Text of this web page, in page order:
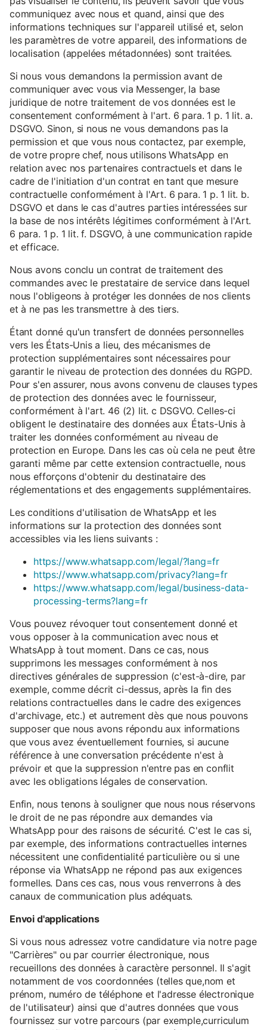
communiquez avec nous et quand, ainsi que des
informations techniques sur l'appareil utilisé et, selon
les paramètres de votre appareil, des informations de
localisation (appelées métadonnées) sont traitées.
Si nous vous demandons la permission avant de
communiquer avec vous via Messenger, la base
juridique de notre traitement de vos données est le
consentement conformément à l'art. 6 para. 1 p. 1 lit. a.
DSGVO. Sinon, si nous ne vous demandons pas la
permission et que vous nous contactez, par exemple,
de votre propre chef, nous utilisons WhatsApp en
relation avec nos partenaires contractuels et dans le
cadre de l'initiation d'un contrat en tant que mesure
contractuelle conformément à l'Art. 6 para. 1 p. 1 lit. b.
DSGVO et dans le cas d'autres parties intéressées sur
la base de nos intérêts légitimes conformément à l'Art.
6 para. 1 p. 1 lit. f. DSGVO, à une communication rapide
et efficace.
Nous avons conclu un contrat de traitement des
commandes avec le prestataire de service dans lequel
nous l'obligeons à protéger les données de nos clients
et à ne pas les transmettre à des tiers.
Étant donné qu'un transfert de données personnelles
vers les États-Unis a lieu, des mécanismes de
protection supplémentaires sont nécessaires pour
garantir le niveau de protection des données du RGPD.
Pour s'en assurer, nous avons convenu de clauses types
de protection des données avec le fournisseur,
conformément à l'art. 46 (2) lit. c DSGVO. Celles-ci
obligent le destinataire des données aux États-Unis à
traiter les données conformément au niveau de
protection en Europe. Dans les cas où cela ne peut être
garanti même par cette extension contractuelle, nous
nous efforçons d'obtenir du destinataire des
réglementations et des engagements supplémentaires.
Les conditions d'utilisation de WhatsApp et les
informations sur la protection des données sont
accessibles via les liens suivants :
https://www.whatsapp.com/legal/?lang=fr
https://www.whatsapp.com/privacy?lang=fr
https://www.whatsapp.com/legal/business-data-
processing-terms?lang=fr
Vous pouvez révoquer tout consentement donné et
vous opposer à la communication avec nous et
WhatsApp à tout moment. Dans ce cas, nous
supprimons les messages conformément à nos
directives générales de suppression (c'est-à-dire, par
exemple, comme décrit ci-dessus, après la fin des
relations contractuelles dans le cadre des exigences
d'archivage, etc.) et autrement dès que nous pouvons
supposer que nous avons répondu aux informations
que vous avez éventuellement fournies, si aucune
référence à une conversation précédente n'est à
prévoir et que la suppression n'entre pas en conflit
avec les obligations légales de conservation.
Enfin, nous tenons à souligner que nous nous réservons
le droit de ne pas répondre aux demandes via
WhatsApp pour des raisons de sécurité. C'est le cas si,
par exemple, des informations contractuelles internes
nécessitent une confidentialité particulière ou si une
réponse via WhatsApp ne répond pas aux exigences
formelles. Dans ces cas, nous vous renverrons à des
canaux de communication plus adéquats.
Envoi d'applications
Si vous nous adressez votre candidature via notre page
"Carrières" ou par courrier électronique, nous
recueillons des données à caractère personnel. Il s'agit
notamment de vos coordonnées (telles que,nom et
prénom, numéro de téléphone et l'adresse électronique
de l'utilisateur) ainsi que d'autres données que vous
fournissez sur votre parcours (par exemple,curriculum